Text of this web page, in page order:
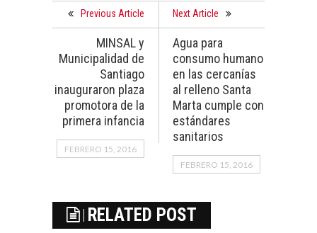
Previous Article
MINSAL y
Municipalidad de
Santiago
inauguraron plaza
promotora de la
primera infancia
FEBRERO 15, 2016
Next Article
Agua para
consumo humano
en las cercanías
al relleno Santa
Marta cumple con
estándares
sanitarios
FEBRERO 15, 2016
RELATED POST